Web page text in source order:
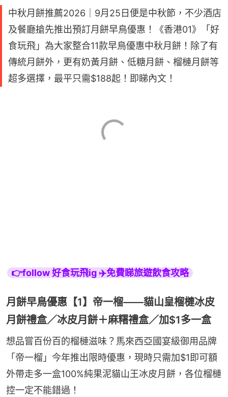
中秋月餅推薦2026｜9月25日便是中秋節，不少酒店
及餐廳搶先推出預訂月餅早鳥優惠！《香港01》「好
食玩飛」為大家整合11款早鳥優惠中秋月餅！除了有
傳統月餅外，更有奶黃月餅、低糖月餅、榴槤月餅等
超多選擇，最平只需$188起！即睇內文！
👉follow 好食玩飛ig ✈️免費睇旅遊飲食攻略
月餅早鳥優惠【1】帝一榴——貓山皇榴槤冰皮
月餅禮盒／冰皮月餅＋麻糬禮盒／加$1多一盒
想品嘗百份百的榴槤滋味？馬來西亞國宴級御用品牌
「帝一榴」今年推出限時優惠，現時只需加$1即可額
外帶走多一盒100%純果泥貓山王冰皮月餅，各位榴槤
控一定不能錯過！